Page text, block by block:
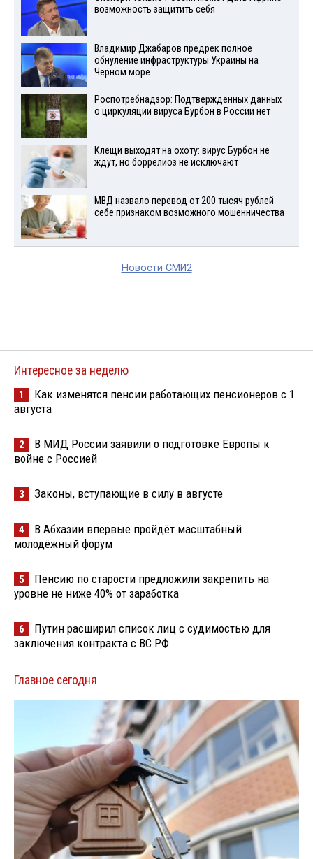
возможность защитить себя
Владимир Джабаров предрек полное
обнуление инфраструктуры Украины на
Черном море
Роспотребнадзор: Подтвержденных данных
о циркуляции вируса Бурбон в России нет
Клещи выходят на охоту: вирус Бурбон не
ждут, но боррелиоз не исключают
МВД назвало перевод от 200 тысяч рублей
себе признаком возможного мошенничества
Новости СМИ2
Интересное за неделю
1
Как изменятся пенсии работающих пенсионеров с 1
августа
2
В МИД России заявили о подготовке Европы к
войне с Россией
3 Законы, вступающие в силу в августе
4
В Абхазии впервые пройдёт масштабный
молодёжный форум
5
Пенсию по старости предложили закрепить на
уровне не ниже 40% от заработка
6
Путин расширил список лиц с судимостью для
заключения контракта с ВС РФ
Главное сегодня